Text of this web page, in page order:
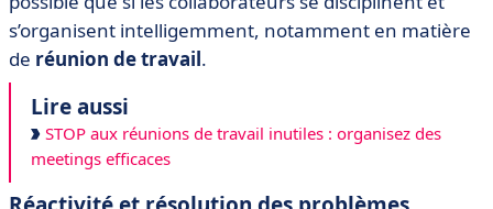
s’organisent intelligemment, notamment en matière
de réunion de travail.
Lire aussi
STOP aux réunions de travail inutiles : organisez des
meetings efficaces